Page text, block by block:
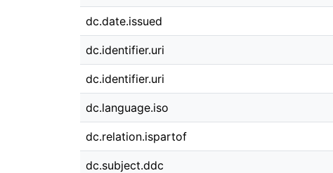
dc.date.issued
dc.identifier.uri
dc.identifier.uri
dc.language.iso
dc.relation.ispartof
dc.subject.ddc